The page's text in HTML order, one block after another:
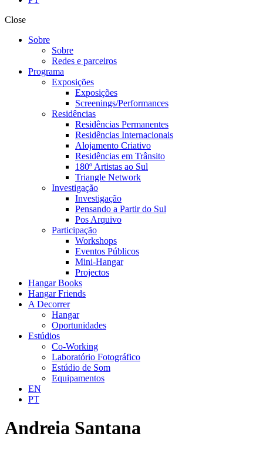
Close
Sobre
Sobre
Redes e parceiros
Programa
Exposições
Exposições
Screenings/Performances
Residências
Residências Permanentes
Residências Internacionais
Alojamento Criativo
Residências em Trânsito
180º Artistas ao Sul
Triangle Network
Investigação
Investigação
Pensando a Partir do Sul
Pos Arquivo
Participação
Workshops
Eventos Públicos
Mini-Hangar
Projectos
Hangar Books
Hangar Friends
A Decorrer
Hangar
Oportunidades
Estúdios
Co-Working
Laboratório Fotográfico
Estúdio de Som
Equipamentos
EN
PT
Andreia Santana